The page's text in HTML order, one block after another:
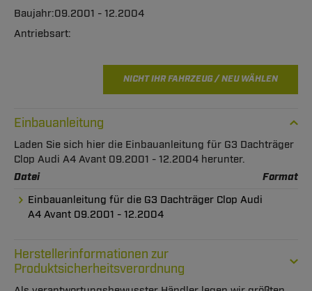
09.2001 - 12.2004
NICHT IHR FAHRZEUG / NEU WÄHLEN
Einbauanleitung
Laden Sie sich hier die Einbauanleitung für G3 Dachträger
Clop Audi A4 Avant 09.2001 - 12.2004 herunter.
Datei Format
Einbauanleitung für die G3 Dachträger Clop Audi
A4 Avant 09.2001 - 12.2004
Herstellerinformationen zur
Produktsicherheitsverordnung